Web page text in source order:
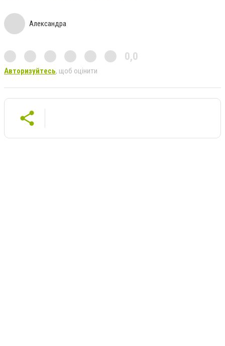
Александра
0,0
Авторизуйтесь, щоб оцінити